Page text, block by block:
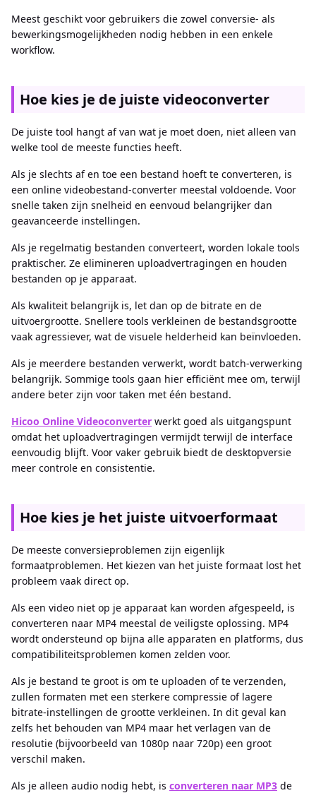
Meest geschikt voor gebruikers die zowel conversie- als
bewerkingsmogelijkheden nodig hebben in een enkele
workflow.
Hoe kies je de juiste videoconverter
De juiste tool hangt af van wat je moet doen, niet alleen van
welke tool de meeste functies heeft.
Als je slechts af en toe een bestand hoeft te converteren, is
een online videobestand-converter meestal voldoende. Voor
snelle taken zijn snelheid en eenvoud belangrijker dan
geavanceerde instellingen.
Als je regelmatig bestanden converteert, worden lokale tools
praktischer. Ze elimineren uploadvertragingen en houden
bestanden op je apparaat.
Als kwaliteit belangrijk is, let dan op de bitrate en de
uitvoergrootte. Snellere tools verkleinen de bestandsgrootte
vaak agressiever, wat de visuele helderheid kan beïnvloeden.
Als je meerdere bestanden verwerkt, wordt batch-verwerking
belangrijk. Sommige tools gaan hier efficiënt mee om, terwijl
andere beter zijn voor taken met één bestand.
Hicoo Online Videoconverter werkt goed als uitgangspunt
omdat het uploadvertragingen vermijdt terwijl de interface
eenvoudig blijft. Voor vaker gebruik biedt de desktopversie
meer controle en consistentie.
Hoe kies je het juiste uitvoerformaat
De meeste conversieproblemen zijn eigenlijk
formaatproblemen. Het kiezen van het juiste formaat lost het
probleem vaak direct op.
Als een video niet op je apparaat kan worden afgespeeld, is
converteren naar MP4 meestal de veiligste oplossing. MP4
wordt ondersteund op bijna alle apparaten en platforms, dus
compatibiliteitsproblemen komen zelden voor.
Als je bestand te groot is om te uploaden of te verzenden,
zullen formaten met een sterkere compressie of lagere
bitrate-instellingen de grootte verkleinen. In dit geval kan
zelfs het behouden van MP4 maar het verlagen van de
resolutie (bijvoorbeeld van 1080p naar 720p) een groot
verschil maken.
Als je alleen audio nodig hebt, is converteren naar MP3 de